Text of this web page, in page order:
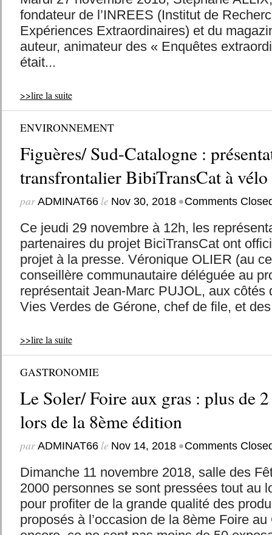
fondateur de l’INREES (Institut de
Expériences Extraordinaires) et du
auteur, animateur des « Enquêtes
était...
>>lire la suite
ENVIRONNEMENT
Figuères/ Sud-Catalogne :
transfrontalier BibiTransCat à vélo
par ADMINAT66le Nov 30, 2018 •Comments
Ce jeudi 29 novembre à 12h, les
partenaires du projet BiciTransCat ont
projet à la presse. Véronique OLIER (au
conseillère communautaire déléguée au
représentait Jean-Marc PUJOL, aux côtés
Vies Verdes de Gérone, chef de file, et
>>lire la suite
GASTRONOMIE
Le Soler/ Foire aux gras : plus de
lors de la 8ème édition
par ADMINAT66le Nov 14, 2018 •Comments
Dimanche 11 novembre 2018, salle des
2000 personnes se sont pressées tout au
pour profiter de la grande qualité des
proposés à l’occasion de la 8ème Foire